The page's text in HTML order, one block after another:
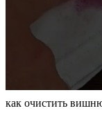
как очистить